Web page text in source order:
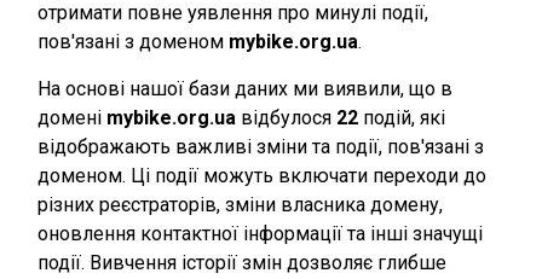
отримати повне уявлення про минулі події,
пов'язані з доменом mybike.org.ua.
На основі нашої бази даних ми виявили, що в
домені mybike.org.ua відбулося 22 подій, які
відображають важливі зміни та події, пов'язані з
доменом. Ці події можуть включати переходи до
різних реєстраторів, зміни власника домену,
оновлення контактної інформації та інші значущі
події. Вивчення історії змін дозволяє глибше